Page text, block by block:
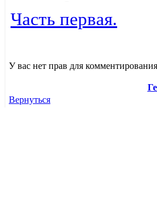
Часть первая.
У вас нет прав для
Вернуться